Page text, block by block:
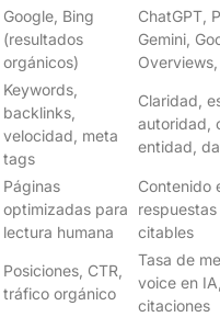
Google, Bing
(resultados
orgánicos)
ChatGPT,
Gemini,
Keywords,
backlinks,
velocidad, meta
tags
Claridad,
autoridad,
entidad,
Páginas
optimizadas para
lectura humana
Contenido
citables
Posiciones, CTR,
tráfico orgánico
Tasa de
voice en
citaciones